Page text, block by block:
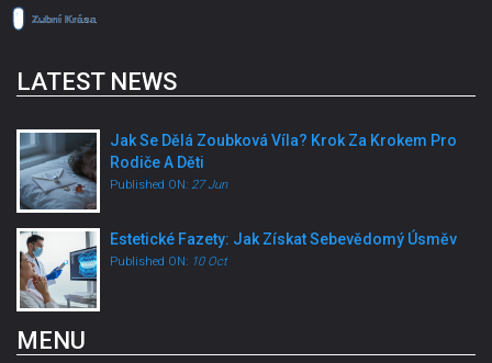
LATEST NEWS
Jak Se Dělá Zoubková Víla? Krok Za Krokem Pro
Rodiče A Děti
Published ON: 27 Jun
Estetické Fazety: Jak Získat Sebevědomý Úsměv
Published ON: 10 Oct
MENU